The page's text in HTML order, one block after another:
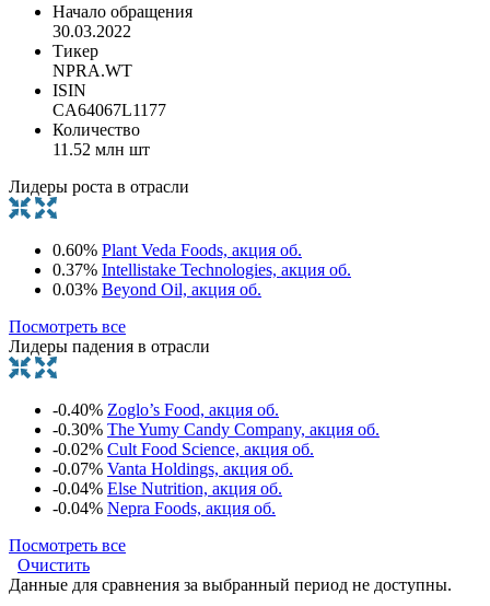
Начало обращения
30.03.2022
Тикер
NPRA.WT
ISIN
CA64067L1177
Количество
11.52 млн шт
Лидеры роста в отрасли
0.60% Plant Veda Foods, акция об.
0.37% Intellistake Technologies, акция об.
0.03% Beyond Oil, акция об.
Посмотреть все
Лидеры падения в отрасли
-0.40% Zoglo’s Food, акция об.
-0.30% The Yumy Candy Company, акция об.
-0.02% Cult Food Science, акция об.
-0.07% Vanta Holdings, акция об.
-0.04% Else Nutrition, акция об.
-0.04% Nepra Foods, акция об.
Посмотреть все
Очистить
Данные для сравнения за выбранный период не доступны.